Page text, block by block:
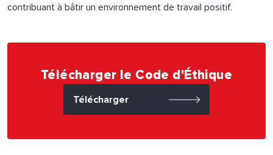
contribuant à bâtir un environnement de travail positif.
Télécharger le Code d'Éthique
Télécharger